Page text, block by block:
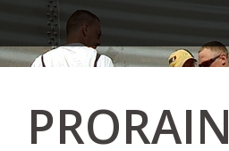
PRORAIN